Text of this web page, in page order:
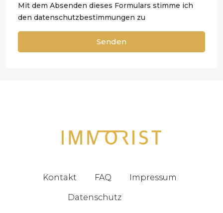
Mit dem Absenden dieses Formulars stimme ich
den datenschutzbestimmungen zu
Senden
Kontakt FAQ Impressum
Datenschutz